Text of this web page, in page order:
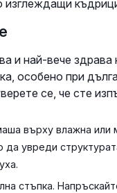
изглеждащи
и най-вече
особено при
се, че сте
върху влажна
увреди
стъпка.